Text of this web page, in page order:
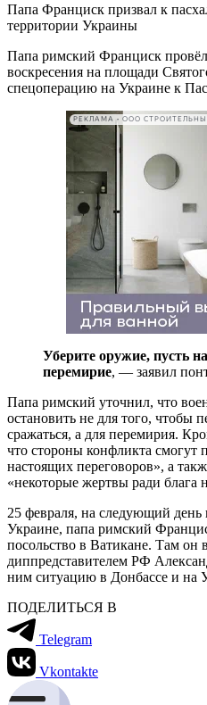
Папа Франциск призвал к
территории Украины
Папа римский Франциск
воскресения на площади
спецоперацию на Украине к
Уберите оружие, пусть
перемирие, — заявил
Папа римский уточнил, что
остановить не для того, чтобы
сражаться, а для перемирия.
что стороны конфликта смогут
настоящих переговоров», а
«некоторые жертвы ради блага
25 февраля, на следующий день
Украине, папа римский
посольство в Ватикане. Там он
диппредставителем РФ
ним ситуацию в Донбассе и на
ПОДЕЛИТЬСЯ В
Telegram
Vkontakte